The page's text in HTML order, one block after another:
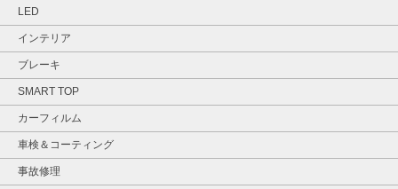
LED
インテリア
ブレーキ
SMART TOP
カーフィルム
車検＆コーティング
事故修理